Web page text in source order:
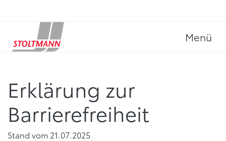
Menü
Erklärung zur
Barrierefreiheit
Stand vom 21.07.2025